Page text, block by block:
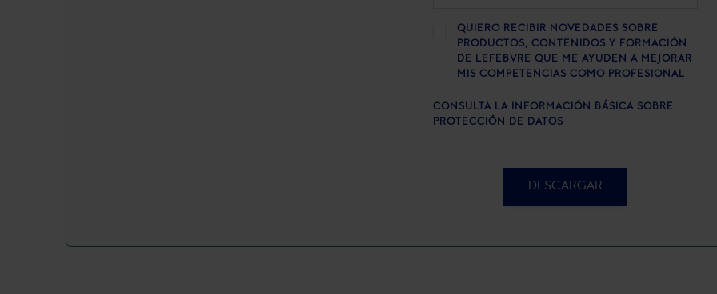
QUIERO RECIBIR NOVEDADES SOBRE
PRODUCTOS, CONTENIDOS Y FORMACIÓN
DE LEFEBVRE QUE ME AYUDEN A MEJORAR
MIS COMPETENCIAS COMO PROFESIONAL
CONSULTA LA INFORMACIÓN BÁSICA SOBRE
PROTECCIÓN DE DATOS
DESCARGAR